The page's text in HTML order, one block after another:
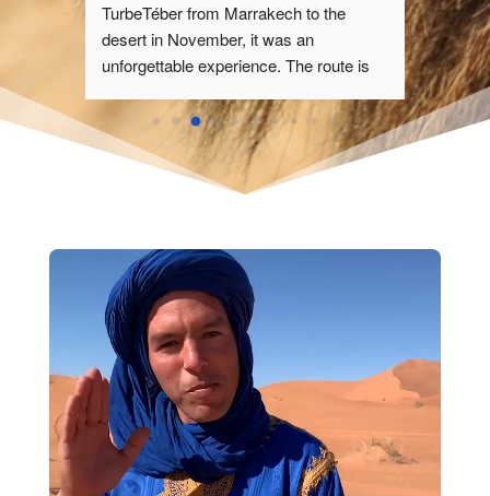
with
TurbeTéber from Marrakech to the
desert in November, it was an
unforgettable experience. The route is
landscapes of the Atlas and small
Berber villages. Upon reaching the
desert, sleeping under the stars in a
luxury camp is magical, and the camel
The team is professional and attentive,
taking care of every detail, from the
delicious meals to the welcoming
atmosphere. A perfect adventure for
those looking to explore Morocco in an
authentic and comfortable way.